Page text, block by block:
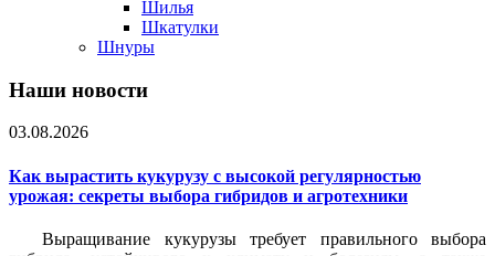
Шилья
Шкатулки
Шнуры
Наши новости
03.08.2026
Как вырастить кукурузу с высокой регулярностью
урожая: секреты выбора гибридов и агротехники
Выращивание кукурузы требует правильного выбора